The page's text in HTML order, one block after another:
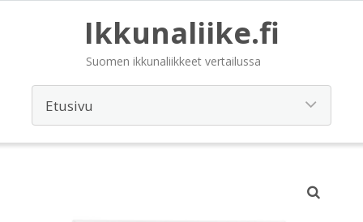
Ikkunaliike.fi
Suomen ikkunaliikkeet vertailussa